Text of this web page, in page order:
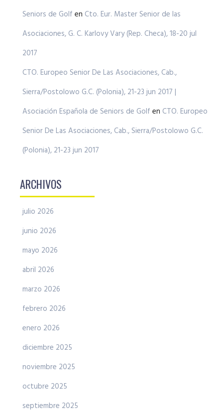
Seniors de Golf en Cto. Eur. Master Senior de las
Asociaciones, G. C. Karlovy Vary (Rep. Checa), 18-20 jul
2017
CTO. Europeo Senior De Las Asociaciones, Cab.,
Sierra/Postolowo G.C. (Polonia), 21-23 jun 2017 |
Asociación Española de Seniors de Golf en CTO. Europeo
Senior De Las Asociaciones, Cab., Sierra/Postolowo G.C.
(Polonia), 21-23 jun 2017
ARCHIVOS
julio 2026
junio 2026
mayo 2026
abril 2026
marzo 2026
febrero 2026
enero 2026
diciembre 2025
noviembre 2025
octubre 2025
septiembre 2025